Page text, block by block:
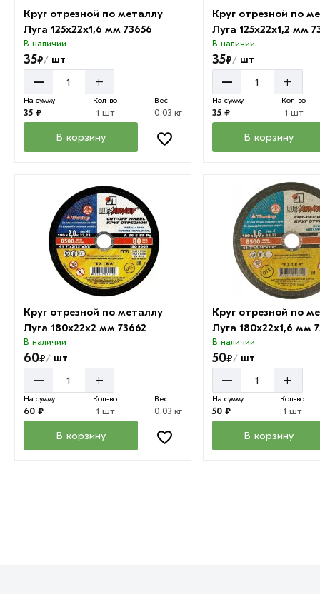
Круг отрезной по металлу
Луга 125х22х1,6 мм 73656
В наличии
35₽/ шт
– +
На сумму
35 ₽
Кол-во
1 шт
Вес
0.03 кг
В корзину
Круг отрезной по
Луга 125х22х1,2 мм
В наличии
35₽/ шт
– +
На сумму
35 ₽
Кол-во
1 шт
В корзину
Круг отрезной по металлу
Луга 180х22х2 мм 73662
В наличии
60₽/ шт
– +
На сумму
60 ₽
Кол-во
1 шт
Вес
0.03 кг
В корзину
Круг отрезной по
Луга 180х22х1,6 мм
В наличии
50₽/ шт
– +
На сумму
50 ₽
Кол-во
1 шт
В корзину